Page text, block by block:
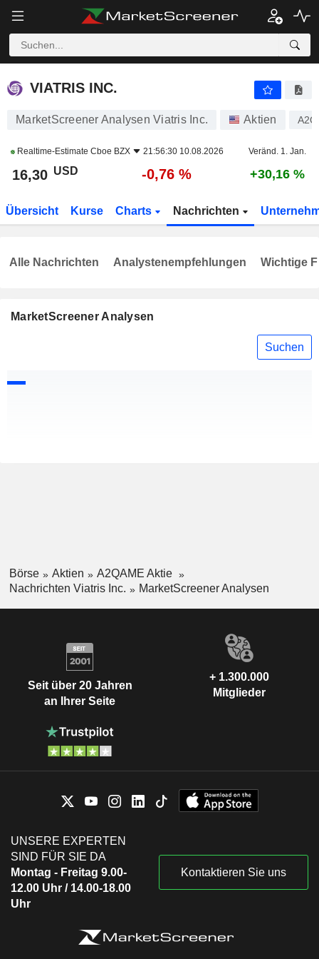
VIATRIS INC.
VIATRIS INC.
MarketScreener Analysen Viatris Inc. Aktien
Realtime-Estimate Cboe BZX 21:56:30 10.08.2026 Veränd. 1. Jan.
16,30 USD -0,76 % +30,16 %
Übersicht Kurse Charts Nachrichten
MarketScreener Analysen
Suchen
Alle Nachrichten Analystenempfehlungen Wichtige
Börse Aktien
A2QAME Aktie
Nachrichten Viatris Inc.
MarketScreener Analysen
Seit über 20 Jahren
an Ihrer Seite
+ 1.300.000
Mitglieder
UNSERE EXPERTEN
SIND FÜR SIE DA
Montag - Freitag 9.00-
12.00 Uhr / 14.00-18.00
Uhr
Kontaktieren Sie uns